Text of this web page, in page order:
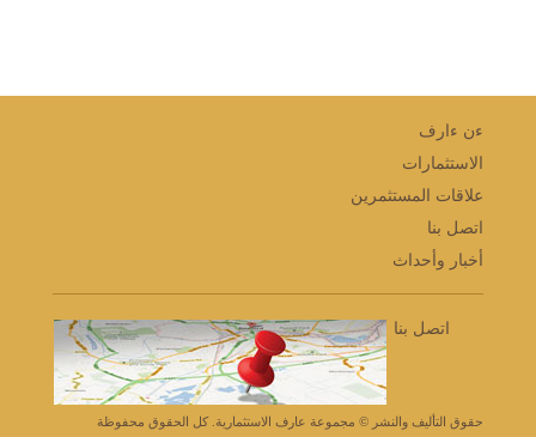
ءن ءارف
الاستثمارات
علاقات المستثمرين
اتصل بنا
أخبار وأحداث
اتصل بنا
حقوق التأليف والنشر © مجموعة عارف الاستثمارية. كل الحقوق محفوظة